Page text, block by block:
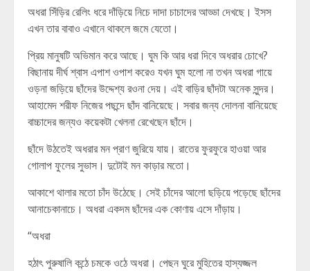
অধরা সিঁড়ির রেলিং ধরে দাঁড়িয়ে নিচে দাদা চাচাদের আড্ডা দেখছে। ইসস
এখন তার বাবাও এখানে থাকলে জমে যেতো।
প্রিয় মানুষটি অভিমান করে আছে। ঘুম কি আর ধরা দিবে অধরার চোখে?
বিছানায় দীর্ঘ শ্বাস এপাশ ওপাশ করেও যখন ঘুম হলো না তখন অধরা গায়ে
ওড়না জড়িয়ে ছাঁদের উদ্দেশ্য রওনা দেয়। এই বাড়ির ছাঁদটা অনেক সুন্দর।
আহামেদ শরীফ নিজের পছন্দে ছাঁদ বানিয়েছে। সবার জন্য দোলনা বানিয়েছে
বাচ্চাদের জন্যও কয়েকটা খেলনা রেখেছেন ছাঁদে।
ছাঁদে উঠতেই অধরার মন প্রাণ জুরিয়ে যায়। রাতের ফুরফুরে হাওয়া আর
গোলাপ ফুলের সুভাস। দুটোই মন কাড়ার মতো।
আকাশে থালার মতো চাঁদ উঠেছে। সেই চাঁদের আলো ছড়িয়ে পড়েছে ছাঁদের
আনাচেকানাচে। অধরা একদম ছাঁদের এক কোণায় এসে দাঁড়ায়।
“অধরা
হঠাৎ পুরুষালি কন্ঠে চমকে ওঠে অধরা। পেছন ঘুরে মুহিতের হাস্যজ্জল